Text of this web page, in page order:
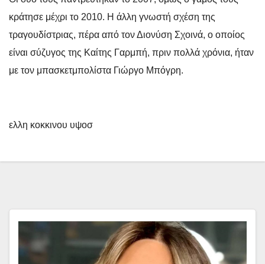
κράτησε μέχρι το 2010. Η άλλη γνωστή σχέση της
τραγουδίστριας, πέρα από τον Διονύση Σχοινά, ο οποίος
είναι σύζυγος της Καίτης Γαρμπή, πριν πολλά χρόνια, ήταν
με τον μπασκετμπολίστα Γιώργο Μπόγρη.
ελλη κοκκινου υψοσ